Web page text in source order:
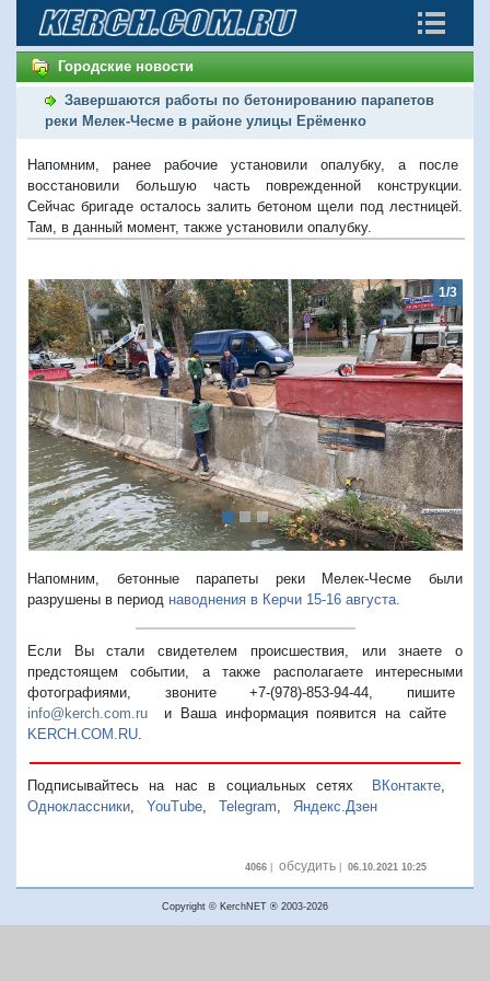
Городские новости
Завершаются работы по бетонированию парапетов
реки Мелек-Чесме в районе улицы Ерёменко
Напомним, ранее рабочие установили опалубку, а после
восстановили большую часть поврежденной конструкции.
Сейчас бригаде осталось залить бетоном щели под лестницей.
Там, в данный момент, также установили опалубку.
1/3
Предыдущий
Напомним, бетонные парапеты реки Мелек-Чесме были
разрушены в период наводнения в Керчи 15-16 августа.
Если Вы стали свидетелем происшествия, или знаете о
предстоящем событии, а также располагаете интересными
фотографиями, звоните +7-(978)-853-94-44, пишите
info@kerch.com.ru и Ваша информация появится на сайте
KERCH.COM.RU.
Подписывайтесь на нас в социальных сетях ВКонтакте,
Одноклассники, YouTube, Telegram, Яндекс.Дзен
4066| обсудить| 06.10.2021 10:25
Copyright © KerchNET ® 2003-2026